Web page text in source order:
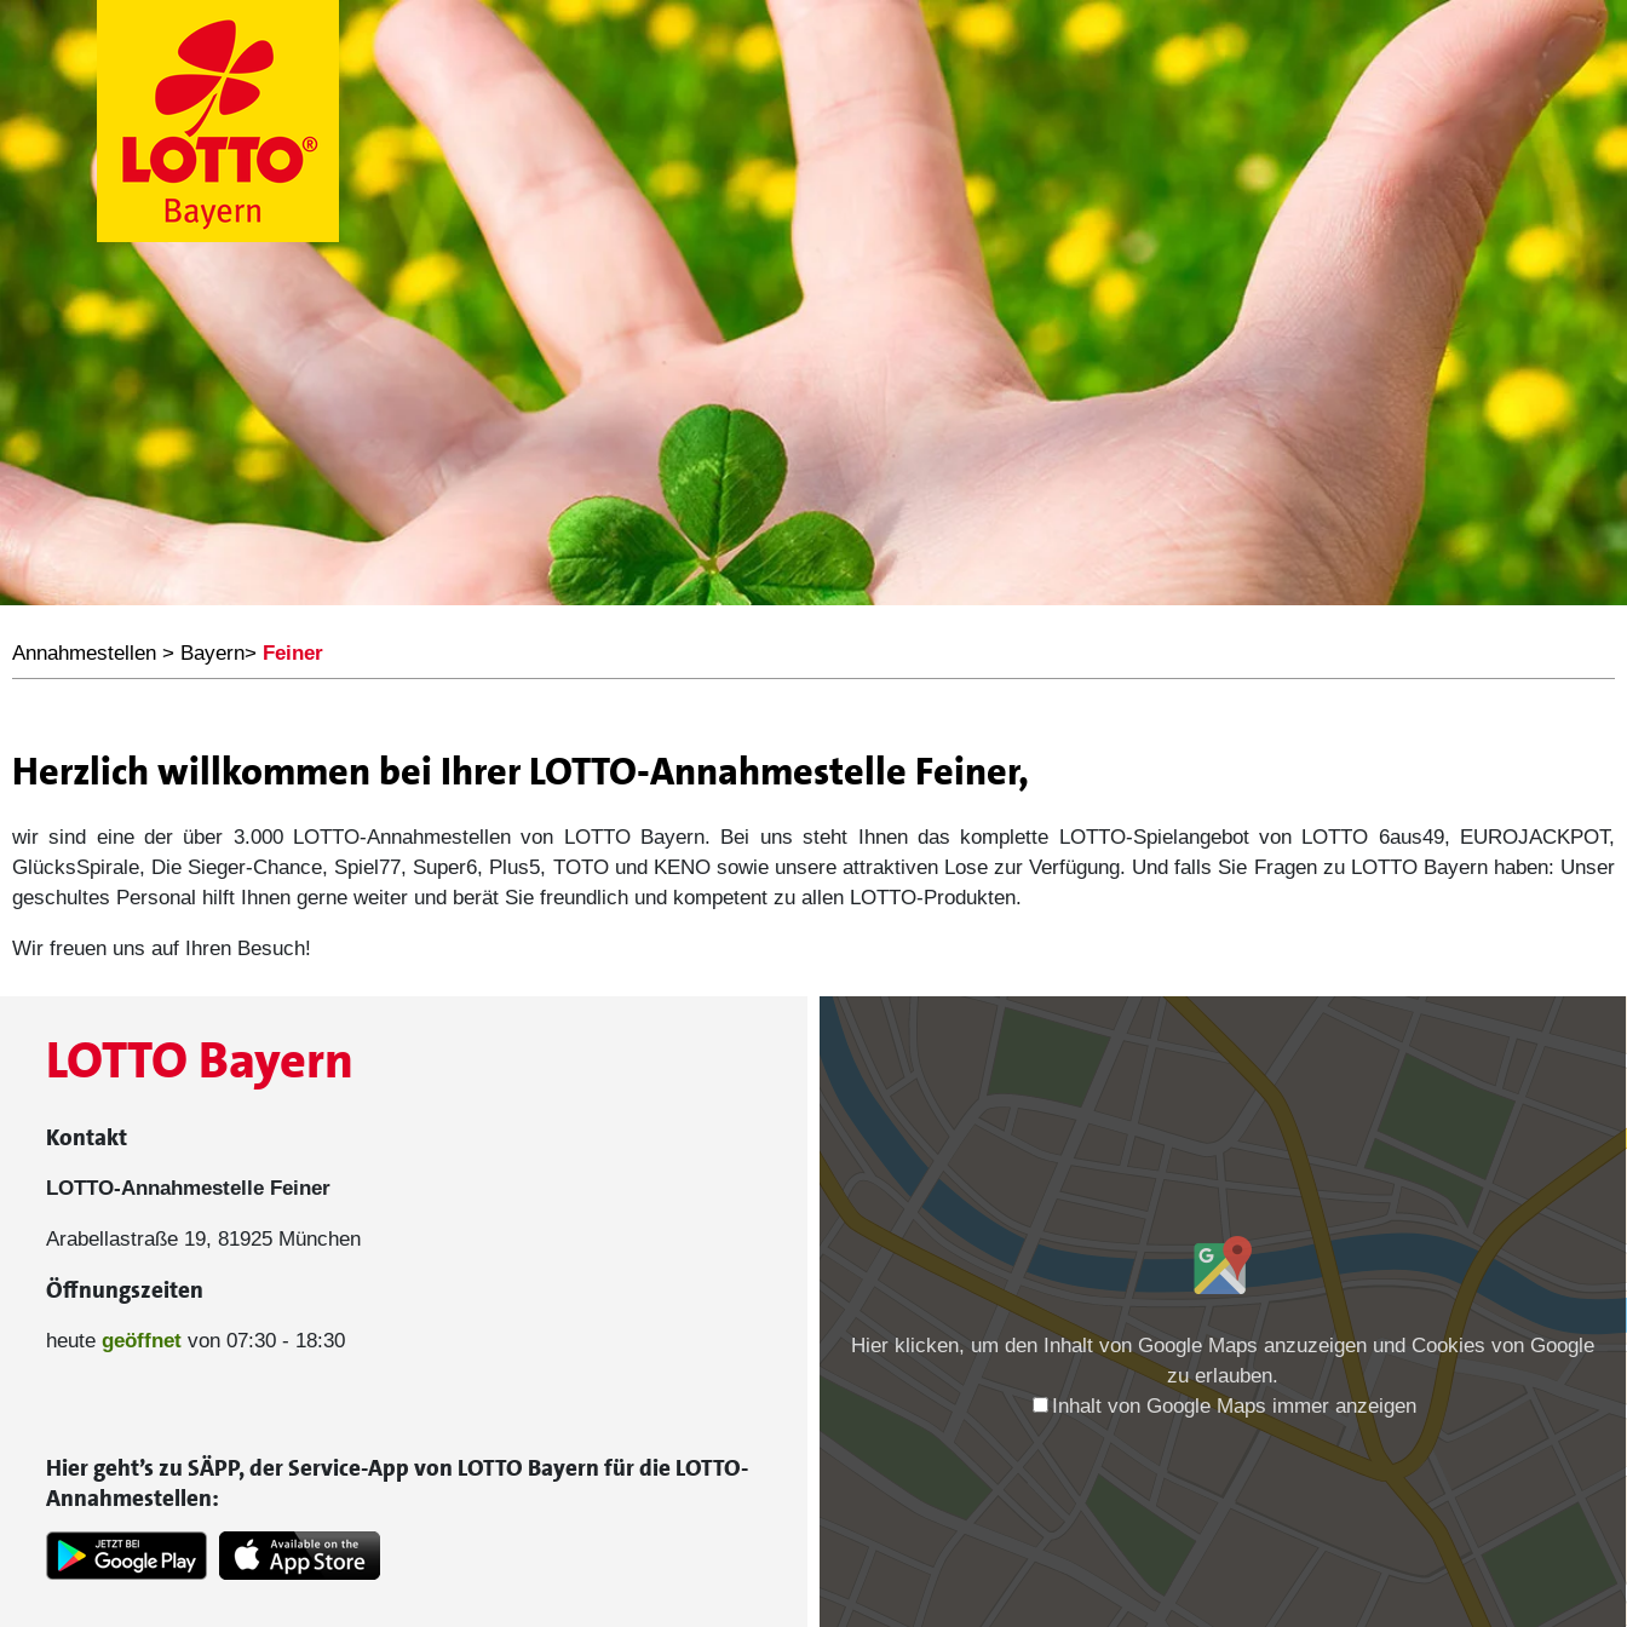
Annahmestellen > Bayern> Feiner
Herzlich willkommen bei Ihrer LOTTO-Annahmestelle Feiner,
wir sind eine der über 3.000 LOTTO-Annahmestellen von LOTTO Bayern. Bei uns steht Ihnen das komplette LOTTO-Spielangebot von LOTTO 6aus49, EUROJACKPOT,
GlücksSpirale, Die Sieger-Chance, Spiel77, Super6, Plus5, TOTO und KENO sowie unsere attraktiven Lose zur Verfügung. Und falls Sie Fragen zu LOTTO Bayern haben: Unser
geschultes Personal hilft Ihnen gerne weiter und berät Sie freundlich und kompetent zu allen LOTTO-Produkten.
Wir freuen uns auf Ihren Besuch!
LOTTO Bayern
Kontakt
LOTTO-Annahmestelle Feiner
Arabellastraße 19, 81925 München
Öffnungszeiten
heute geöffnet von 07:30 - 18:30
Hier geht’s zu SÄPP, der Service-App von LOTTO Bayern für die LOTTO-
Annahmestellen:
Hier klicken, um den Inhalt von Google Maps anzuzeigen und Cookies von Google
zu erlauben.
Inhalt von Google Maps immer anzeigen